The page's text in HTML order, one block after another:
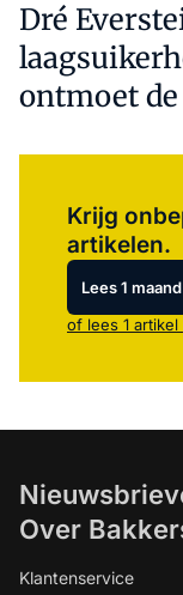
Dré
ontmoet
Krijg
artikelen.
Lees 1
of lees 1 artikel
Over
Klantenservice